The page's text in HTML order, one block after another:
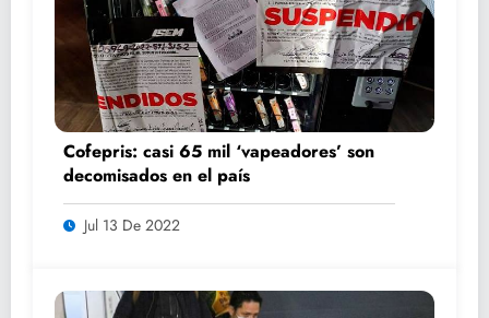
Cofepris: casi 65 mil ‘vapeadores’ son
decomisados en el país
Jul 13 De 2022